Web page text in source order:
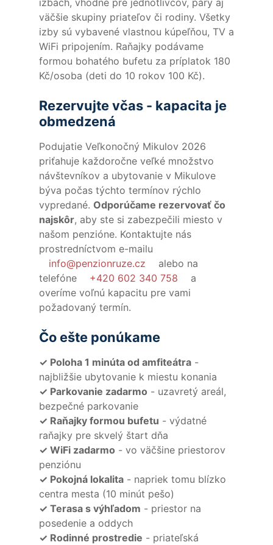
väčšie skupiny priateľov či rodiny. Všetky
izby sú vybavené vlastnou kúpeľňou, TV a
WiFi pripojením. Raňajky podávame
formou bohatého bufetu za príplatok 180
Kč/osoba (deti do 10 rokov 100 Kč).
Rezervujte včas - kapacita je
obmedzená
Podujatie Veľkonočný Mikulov 2026
priťahuje každoročne veľké množstvo
návštevníkov a ubytovanie v Mikulove
býva počas týchto termínov rýchlo
vypredané. Odporúčame rezervovať čo
najskôr, aby ste si zabezpečili miesto v
našom penzióne. Kontaktujte nás
prostredníctvom e-mailu
info@penzionruze.cz
alebo na
telefóne
+420 602 340 758
a
overíme voľnú kapacitu pre vami
požadovaný termín.
Čo ešte ponúkame
✓ Poloha 1 minúta od amfiteátra -
najbližšie ubytovanie k miestu konania
✓ Parkovanie zadarmo - uzavretý areál,
bezpečné parkovanie
✓ Raňajky formou bufetu - výdatné
raňajky pre skvelý štart dňa
✓ WiFi zadarmo - vo väčšine priestorov
penziónu
✓ Pokojná lokalita - napriek tomu blízko
centra mesta (10 minút pešo)
✓ Terasa s výhľadom - priestor na
posedenie a oddych
✓ Rodinné prostredie - priateľská